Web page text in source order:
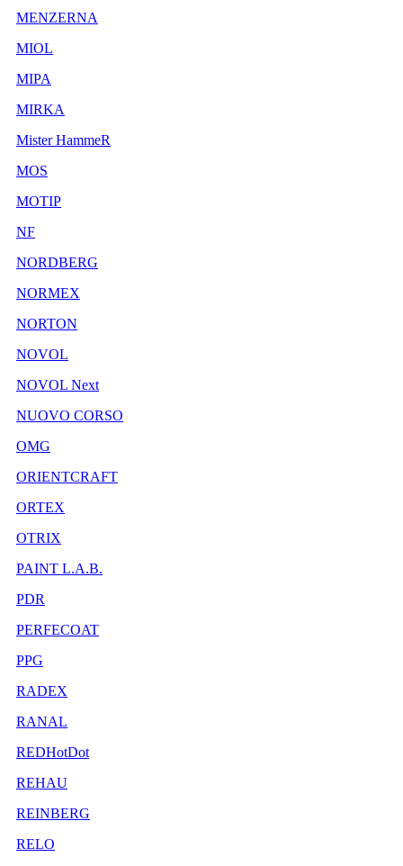
MENZERNA
MIOL
MIPA
MIRKA
Mister HammeR
MOS
MOTIP
NF
NORDBERG
NORMEX
NORTON
NOVOL
NOVOL Next
NUOVO CORSO
OMG
ORIENTCRAFT
ORTEX
OTRIX
PAINT L.A.B.
PDR
PERFECOAT
PPG
RADEX
RANAL
REDHotDot
REHAU
REINBERG
RELO